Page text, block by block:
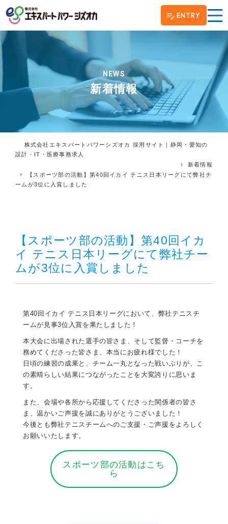
ENTRY
NEWS
新着情報
株式会社エキスパートパワーシズオカ 採用サイト｜静岡・愛知の
設計・IT・医療事務求人
新着情報
【スポーツ部の活動】第40回イカイ テニス日本リーグにて弊社チ
ームが3位に入賞しました
【スポーツ部の活動】第40回イカ
イ テニス日本リーグにて弊社チー
ムが3位に入賞しました
第40回イカイ テニス日本リーグにおいて、弊社テニスチ
ームが見事3位入賞を果たしました！
本大会に出場された選手の皆さま、そして監督・コーチを
務めてくださった皆さま、本当にお疲れ様でした！
日頃の練習の成果と、チーム一丸となった戦いぶりが、こ
の素晴らしい結果につながったことを大変誇りに思いま
す。
また、会場や各所から応援してくださった関係者の皆さ
ま、温かいご声援を誠にありがとうございました！
今後とも弊社テニスチームへのご支援・ご声援をよろしく
お願いいたします。
スポーツ部の活動はこち
ら